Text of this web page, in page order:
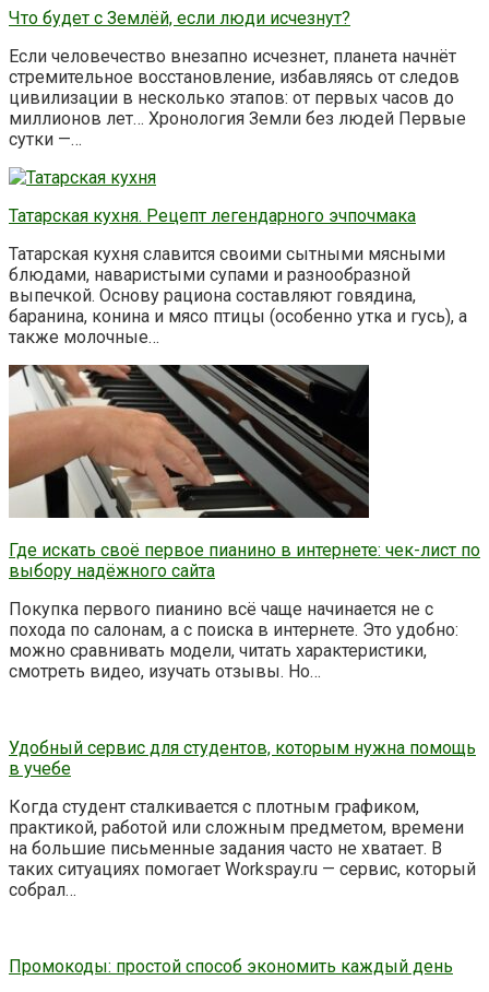
Что будет с Землёй, если люди исчезнут?
Если человечество внезапно исчезнет, планета начнёт
стремительное восстановление, избавляясь от следов
цивилизации в несколько этапов: от первых часов до
миллионов лет… Хронология Земли без людей Первые
сутки —…
Татарская кухня. Рецепт легендарного эчпочмака
Татарская кухня славится своими сытными мясными
блюдами, наваристыми супами и разнообразной
выпечкой. Основу рациона составляют говядина,
баранина, конина и мясо птицы (особенно утка и гусь), а
также молочные…
Где искать своё первое пианино в интернете: чек-лист по
выбору надёжного сайта
Покупка первого пианино всё чаще начинается не с
похода по салонам, а с поиска в интернете. Это удобно:
можно сравнивать модели, читать характеристики,
смотреть видео, изучать отзывы. Но…
Удобный сервис для студентов, которым нужна помощь
в учебе
Когда студент сталкивается с плотным графиком,
практикой, работой или сложным предметом, времени
на большие письменные задания часто не хватает. В
таких ситуациях помогает Workspay.ru — сервис, который
собрал…
Промокоды: простой способ экономить каждый день